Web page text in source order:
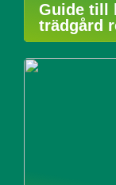
Guide till
trädgård